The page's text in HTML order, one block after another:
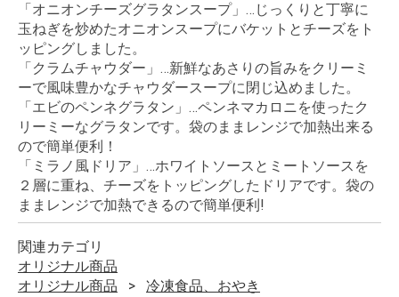
「オニオンチーズグラタンスープ」…じっくりと丁寧に
玉ねぎを炒めたオニオンスープにバケットとチーズをト
ッピングしました。
「クラムチャウダー」…新鮮なあさりの旨みをクリーミ
ーで風味豊かなチャウダースープに閉じ込めました。
「エビのペンネグラタン」…ペンネマカロニを使ったク
リーミーなグラタンです。袋のままレンジで加熱出来る
ので簡単便利！
「ミラノ風ドリア」…ホワイトソースとミートソースを
２層に重ね、チーズをトッピングしたドリアです。袋の
ままレンジで加熱できるので簡単便利!
関連カテゴリ
オリジナル商品
オリジナル商品
冷凍食品、おやき